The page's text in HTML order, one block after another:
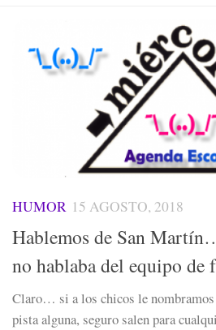
HUMOR 15 AGOSTO, 2018
Hablemos de San
no hablaba del equipo de
Claro… si a los chicos le
pista alguna, seguro salen para